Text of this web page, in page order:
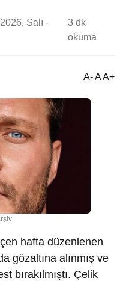
Salı -
3 dk
okuma
A- A A+
hafta düzenlenen
gözaltına alınmış ve
bırakılmıştı. Çelik